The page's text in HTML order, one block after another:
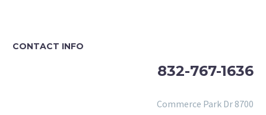
CONTACT INFO
832-767-1636
8700 Commerce Park Dr